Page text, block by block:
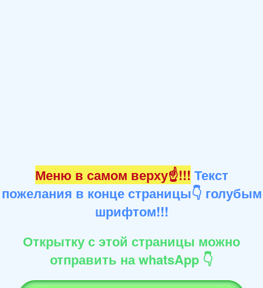
Меню в самом верху☝!!! Текст
пожелания в конце страницы👇 голубым
шрифтом!!!
Открытку с этой страницы можно
отправить на whatsApp 👇